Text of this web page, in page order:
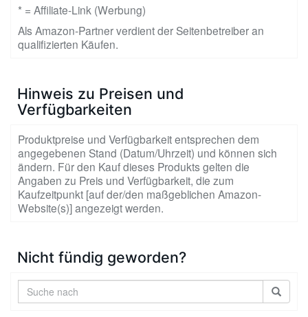
* = Affiliate-Link (Werbung)
Als Amazon-Partner verdient der Seitenbetreiber an
qualifizierten Käufen.
Hinweis zu Preisen und
Verfügbarkeiten
Produktpreise und Verfügbarkeit entsprechen dem
angegebenen Stand (Datum/Uhrzeit) und können sich
ändern. Für den Kauf dieses Produkts gelten die
Angaben zu Preis und Verfügbarkeit, die zum
Kaufzeitpunkt [auf der/den maßgeblichen Amazon-
Website(s)] angezeigt werden.
Nicht fündig geworden?